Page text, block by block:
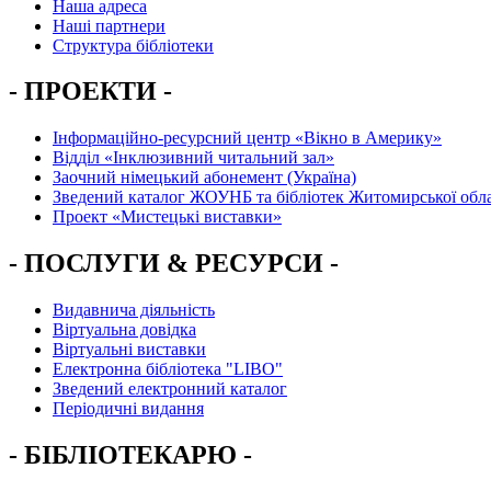
Наша адреса
Наші партнери
Структура бібліотеки
- ПРОЕКТИ -
Інформаційно-ресурсний центр «Вікно в Америку»
Вiддiл «Інклюзивний читальний зал»
Заочний німецький абонемент (Україна)
Зведений каталог ЖОУНБ та бібліотек Житомирської
Проект «Мистецькі виставки»
- ПОСЛУГИ & РЕСУРСИ -
Видавнича діяльність
Віртуальна довідка
Віртуальні виставки
Електронна бібліотека "LIBO"
Зведений електронний каталог
Періодичні видання
- БІБЛІОТЕКАРЮ -